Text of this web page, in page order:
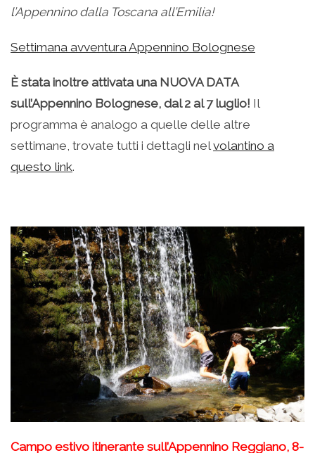
l’Appennino dalla Toscana all’Emilia!
Settimana avventura Appennino Bolognese
È stata inoltre attivata una NUOVA DATA
sull’Appennino Bolognese, dal 2 al 7 luglio! Il
programma è analogo a quelle delle altre
settimane, trovate tutti i dettagli nelvolantino a
questo link.
Campo estivo itinerante sull’Appennino Reggiano, 8-